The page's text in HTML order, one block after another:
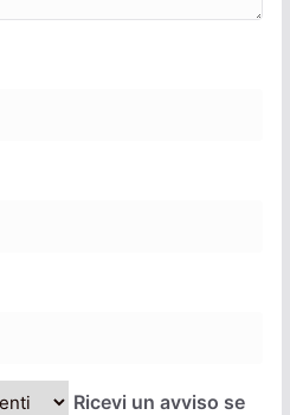
Ricevi un avviso se